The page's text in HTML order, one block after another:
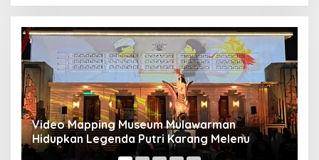
Panduan Pasang Pelapis Anti Bocor Kolam Air
Mancur